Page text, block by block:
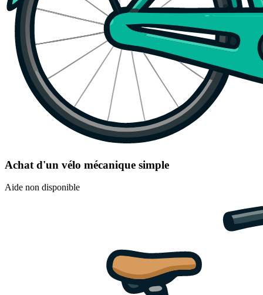
Achat d'un vélo mécanique simple
Aide non disponible